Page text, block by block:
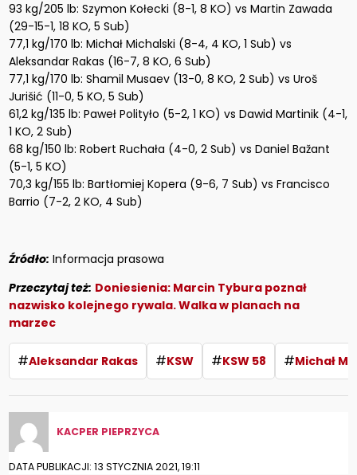
93 kg/205 lb: Szymon Kołecki (8-1, 8 KO) vs Martin Zawada
(29-15-1, 18 KO, 5 Sub)
77,1 kg/170 lb: Michał Michalski (8-4, 4 KO, 1 Sub) vs
Aleksandar Rakas (16-7, 8 KO, 6 Sub)
77,1 kg/170 lb: Shamil Musaev (13-0, 8 KO, 2 Sub) vs Uroš
Jurišić (11-0, 5 KO, 5 Sub)
61,2 kg/135 lb: Paweł Polityło (5-2, 1 KO) vs Dawid Martinik (4-1,
1 KO, 2 Sub)
68 kg/150 lb: Robert Ruchała (4-0, 2 Sub) vs Daniel Bažant
(5-1, 5 KO)
70,3 kg/155 lb: Bartłomiej Kopera (9-6, 7 Sub) vs Francisco
Barrio (7-2, 2 KO, 4 Sub)
Źródło: Informacja prasowa
Przeczytaj też: Doniesienia: Marcin Tybura poznał
nazwisko kolejnego rywala. Walka w planach na
marzec
#Aleksandar Rakas #KSW #KSW 58 #Michał
KACPER PIEPRZYCA
DATA PUBLIKACJI: 13 STYCZNIA 2021, 19:11